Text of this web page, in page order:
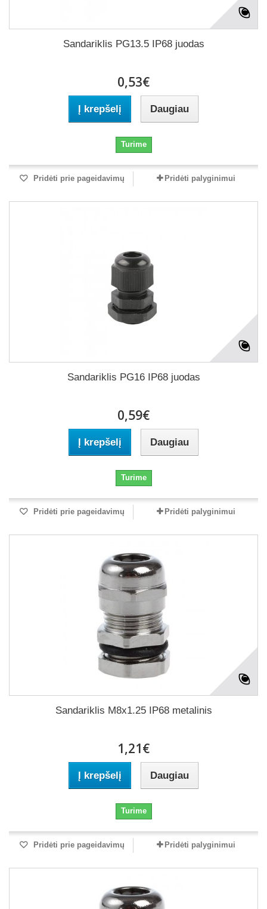
Sandariklis PG13.5 IP68 juodas
0,53€
Į krepšelį Daugiau
Turime
Pridėti prie pageidavimų Pridėti palyginimui
Sandariklis PG16 IP68 juodas
0,59€
Į krepšelį Daugiau
Turime
Pridėti prie pageidavimų Pridėti palyginimui
Sandariklis M8x1.25 IP68 metalinis
1,21€
Į krepšelį Daugiau
Turime
Pridėti prie pageidavimų Pridėti palyginimui